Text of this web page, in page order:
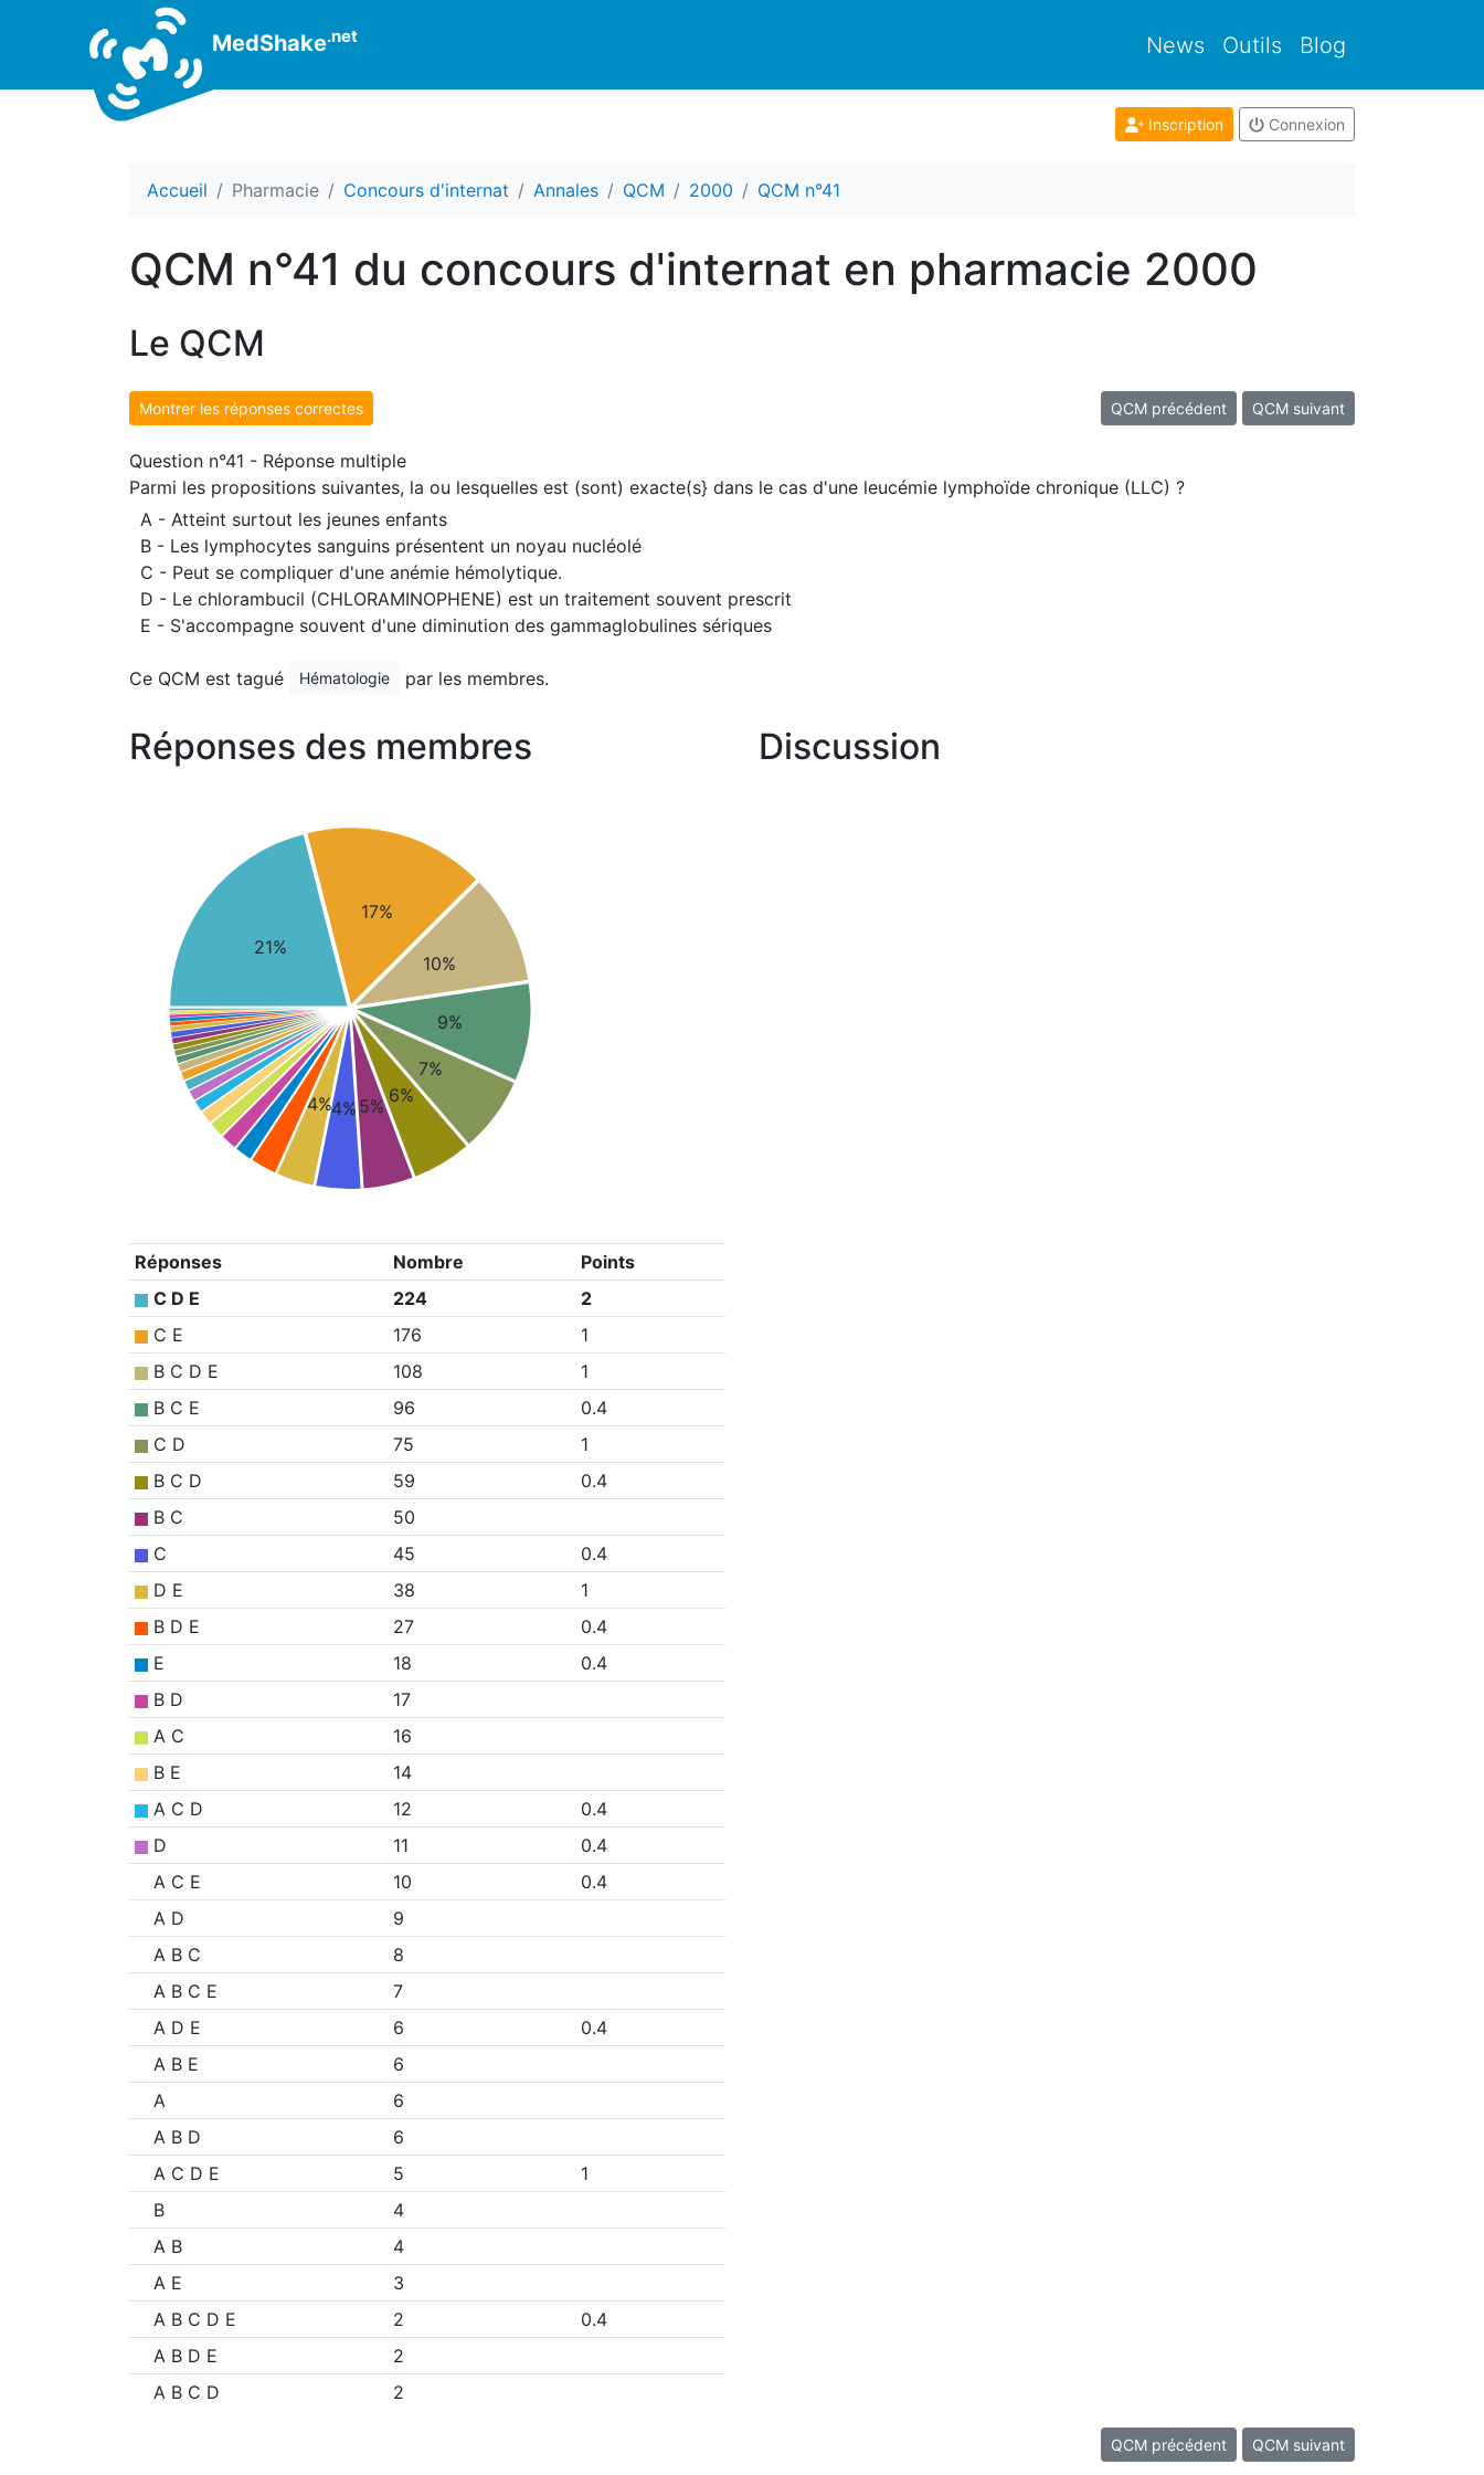
MedShake.net News Outils Blog
Inscription Connexion
Accueil Pharmacie Concours d'internat Annales QCM 2000 QCM n°41
QCM n°41 du concours d'internat en pharmacie 2000
Le QCM
Montrer les réponses correctes QCM précédent QCM suivant
Question n°41 - Réponse multiple
Parmi les propositions suivantes, la ou lesquelles est (sont) exacte(s} dans le cas d'une leucémie lymphoïde chronique (LLC) ?
A - Atteint surtout les jeunes enfants
B - Les lymphocytes sanguins présentent un noyau nucléolé
C - Peut se compliquer d'une anémie hémolytique.
D - Le chlorambucil (CHLORAMINOPHENE) est un traitement souvent prescrit
E - S'accompagne souvent d'une diminution des gammaglobulines sériques
Ce QCM est tagué Hématologie par les membres.
Réponses des membres
21%
17%
10%
9%
7%
6%
5%
4%
4%
Réponses Nombre
Points
C D E
224
2
C E
176
1
B C D E
108
1
B C E
96
0.4
C D
75
1
B C D
59
0.4
B C
50
C
45
0.4
D E
38
1
B D E
27
0.4
E
18
0.4
B D
17
A C
16
B E
14
A C D
12
0.4
D
11
0.4
A C E
10
0.4
A D
9
A B C
8
A B C E
7
A D E
6
0.4
A B E
6
A
6
A B D
6
A C D E
5
1
B
4
A B
4
A E
3
A B C D E
2
0.4
A B D E
2
A B C D
2
Discussion
QCM précédent QCM suivant